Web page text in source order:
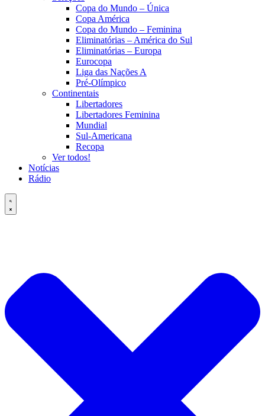
Copa do Mundo – Única
Copa América
Copa do Mundo – Feminina
Eliminatórias – América do Sul
Eliminatórias – Europa
Eurocopa
Liga das Nações A
Pré-Olímpico
Continentais
Libertadores
Libertadores Feminina
Mundial
Sul-Americana
Recopa
Ver todos!
Notícias
Rádio